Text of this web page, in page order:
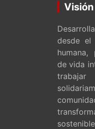
Visión
desde
de vida